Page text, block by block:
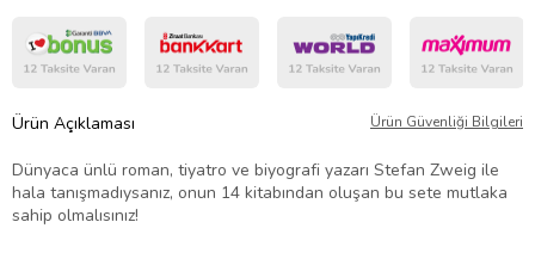
Ürün Açıklaması Ürün Güvenliği Bilgileri
Dünyaca ünlü roman, tiyatro ve biyografi yazarı Stefan Zweig ile
hala tanışmadıysanız, onun 14 kitabından oluşan bu sete mutlaka
sahip olmalısınız!